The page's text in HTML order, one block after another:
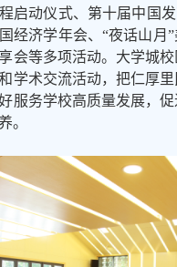
启动仪式、第十届中国
经济学年会、“夜话山月
会等多项活动。大学城
学术交流活动，把仁厚
服务学校高质量发展，
。